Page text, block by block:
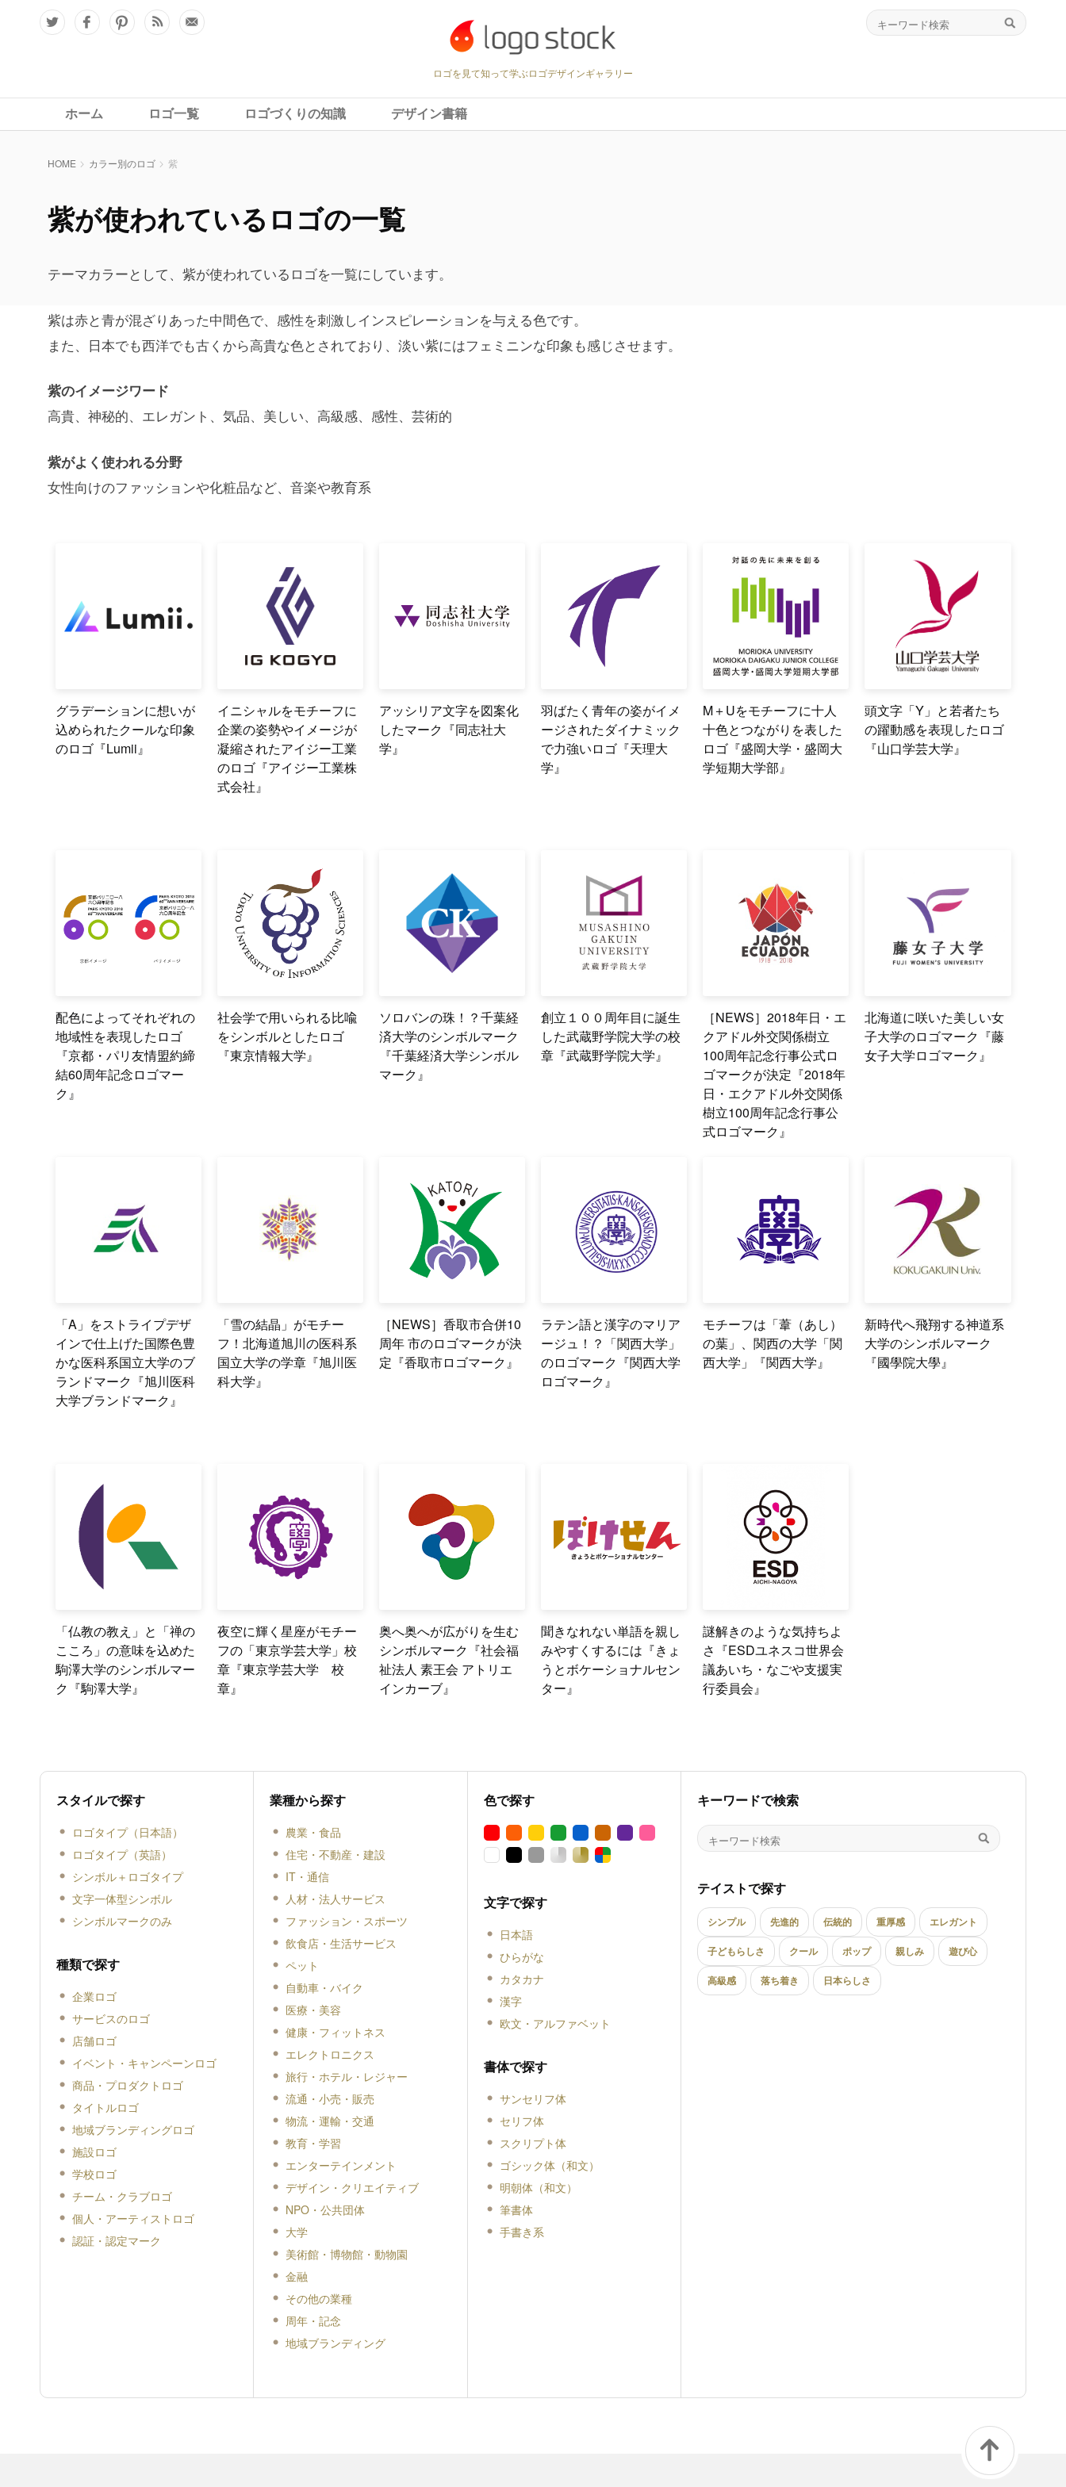
ロゴを見て知って学ぶロゴデザインギャラリー
ホーム ロゴ一覧 ロゴづくりの知識 デザイン書籍
HOME カラー別のロゴ 紫
紫が使われているロゴの一覧
テーマカラーとして、紫が使われているロゴを一覧にしています。
紫は赤と青が混ざりあった中間色で、感性を刺激しインスピレーションを与える色です。
また、日本でも西洋でも古くから高貴な色とされており、淡い紫にはフェミニンな印象も感じさせます。
紫のイメージワード
高貴、神秘的、エレガント、気品、美しい、高級感、感性、芸術的
紫がよく使われる分野
女性向けのファッションや化粧品など、音楽や教育系
グラデーションに想いが
込められたクールな印象
のロゴ『Lumii』
イニシャルをモチーフに
企業の姿勢やイメージが
凝縮されたアイジー工業
のロゴ『アイジー工業株
式会社』
アッシリア文字を図案化
したマーク『同志社大
学』
羽ばたく青年の姿がイメ
ージされたダイナミック
で力強いロゴ『天理大
学』
M＋Uをモチーフに十人
十色とつながりを表した
ロゴ『盛岡大学・盛岡大
学短期大学部』
頭文字「Y」と若者たち
の躍動感を表現したロゴ
『山口学芸大学』
配色によってそれぞれの
地域性を表現したロゴ
『京都・パリ友情盟約締
結60周年記念ロゴマー
ク』
社会学で用いられる比喩
をシンボルとしたロゴ
『東京情報大学』
ソロバンの珠！？千葉経
済大学のシンボルマーク
『千葉経済大学シンボル
マーク』
創立１００周年目に誕生
した武蔵野学院大学の校
章『武蔵野学院大学』
［NEWS］2018年日・エ
クアドル外交関係樹立
100周年記念行事公式ロ
ゴマークが決定『2018年
日・エクアドル外交関係
樹立100周年記念行事公
式ロゴマーク』
北海道に咲いた美しい女
子大学のロゴマーク『藤
女子大学ロゴマーク』
「A」をストライプデザ
インで仕上げた国際色豊
かな医科系国立大学のブ
ランドマーク『旭川医科
大学ブランドマーク』
「雪の結晶」がモチー
フ！北海道旭川の医科系
国立大学の学章『旭川医
科大学』
［NEWS］香取市合併10
周年 市のロゴマークが決
定『香取市ロゴマーク』
ラテン語と漢字のマリア
ージュ！？「関西大学」
のロゴマーク『関西大学
ロゴマーク』
モチーフは「葦（あし）
の葉」、関西の大学「関
西大学」『関西大学』
新時代へ飛翔する神道系
大学のシンボルマーク
『國學院大學』
「仏教の教え」と「禅の
こころ」の意味を込めた
駒澤大学のシンボルマー
ク『駒澤大学』
夜空に輝く星座がモチー
フの「東京学芸大学」校
章『東京学芸大学 校
章』
奥へ奥へが広がりを生む
シンボルマーク『社会福
祉法人 素王会 アトリエ
インカーブ』
聞きなれない単語を親し
みやすくするには『きょ
うとボケーショナルセン
ター』
謎解きのような気持ちよ
さ『ESDユネスコ世界会
議あいち・なごや支援実
行委員会』
スタイルで探す
ロゴタイプ（日本語）
ロゴタイプ（英語）
シンボル＋ロゴタイプ
文字一体型シンボル
シンボルマークのみ
種類で探す
企業ロゴ
サービスのロゴ
店舗ロゴ
イベント・キャンペーンロゴ
商品・プロダクトロゴ
タイトルロゴ
地域ブランディングロゴ
施設ロゴ
学校ロゴ
チーム・クラブロゴ
個人・アーティストロゴ
認証・認定マーク
業種から探す
農業・食品
住宅・不動産・建設
IT・通信
人材・法人サービス
ファッション・スポーツ
飲食店・生活サービス
ペット
自動車・バイク
医療・美容
健康・フィットネス
エレクトロニクス
旅行・ホテル・レジャー
流通・小売・販売
物流・運輸・交通
教育・学習
エンターテインメント
デザイン・クリエイティブ
NPO・公共団体
大学
美術館・博物館・動物園
金融
その他の業種
周年・記念
地域ブランディング
色で探す
文字で探す
日本語
ひらがな
カタカナ
漢字
欧文・アルファベット
書体で探す
サンセリフ体
セリフ体
スクリプト体
ゴシック体（和文）
明朝体（和文）
筆書体
手書き系
キーワードで検索
テイストで探す
シンプル 先進的 伝統的 重厚感 エレガント
子どもらしさ クール ポップ 親しみ 遊び心
高級感 落ち着き 日本らしさ